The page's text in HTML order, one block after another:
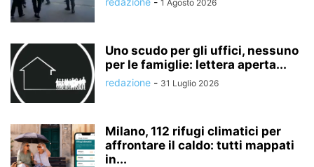
1 Agosto 2026
Uno scudo per gli uffici, nessuno
per le famiglie: lettera aperta...
redazione - 31 Luglio 2026
Milano, 112 rifugi climatici per
affrontare il caldo: tutti mappati
in...